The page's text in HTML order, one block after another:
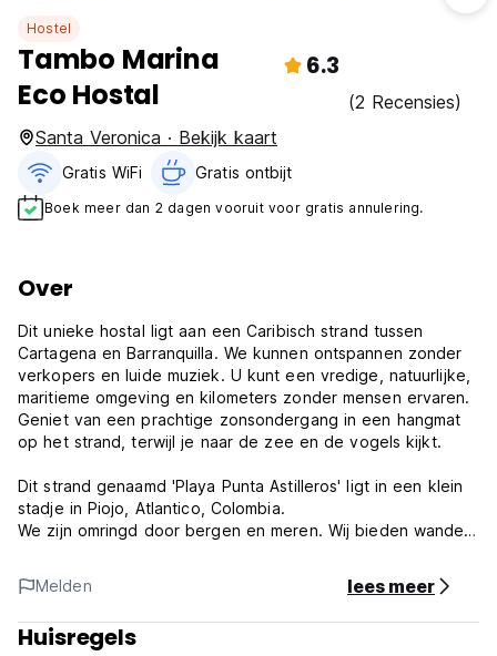
Hostel
Tambo Marina
Eco Hostal
6.3
(2 Recensies)
Santa Veronica · Bekijk kaart
Gratis WiFi Gratis ontbijt‎
Boek meer dan 2 dagen vooruit voor gratis annulering.
Over
Dit unieke hostal ligt aan een Caribisch strand tussen
Cartagena en Barranquilla. We kunnen ontspannen zonder
verkopers en luide muziek. U kunt een vredige, natuurlijke,
maritieme omgeving en kilometers zonder mensen ervaren.
Geniet van een prachtige zonsondergang in een hangmat
op het strand, terwijl je naar de zee en de vogels kijkt.
Dit strand genaamd 'Playa Punta Astilleros' ligt in een klein
stadje in Piojo, Atlantico, Colombia.
We zijn omringd door bergen en meren. Wij bieden wandel-
meer met hun manglar te bezoeken. We zijn ook naast de
zoutmijnen van Galerazamba, Bolivar, die modderbaden
bieden met uitzicht op de zwembaden en de oceaan.
Wij bieden verschillende en unieke kamers, allemaal met
Melden lees meer
Huisregels